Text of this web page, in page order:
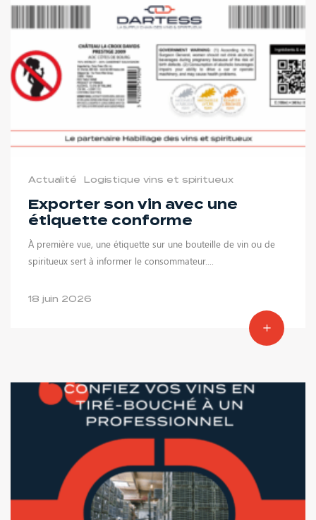
Actualité Logistique vins et spiritueux
Exporter son vin avec une
étiquette conforme
À première vue, une étiquette sur une bouteille de vin ou de
spiritueux sert à informer le consommateur....
18 juin 2026